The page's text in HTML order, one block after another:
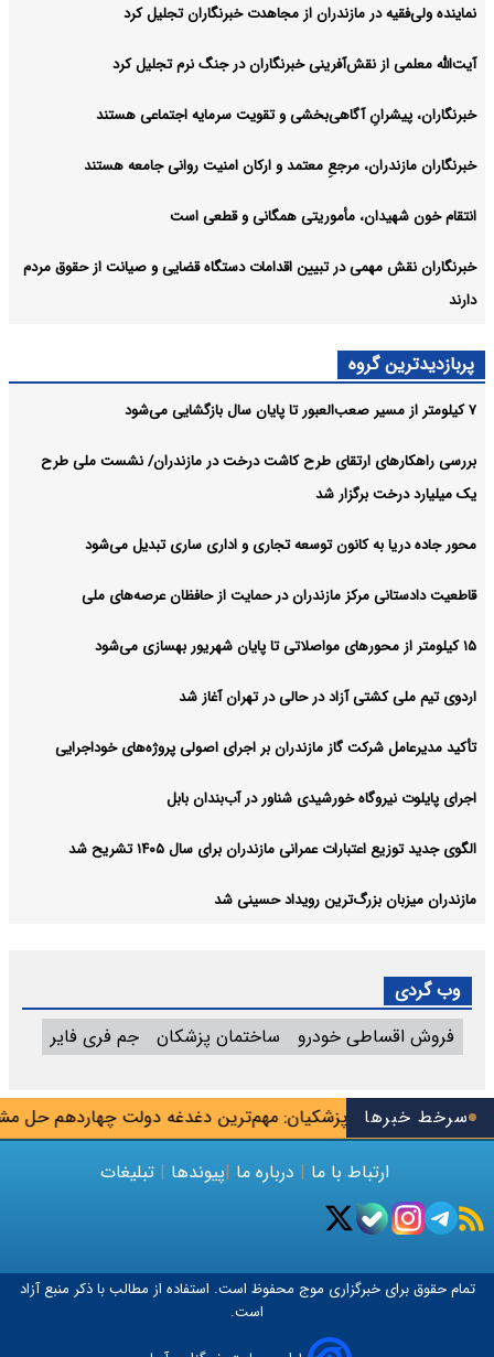
سرخط خبرهاپزشکیان: مهم‌ترین دغدغه دولت چهاردهم حل شهریور
نماینده ولی‌فقیه در مازندران از مجاهدت خبرنگاران تجلیل کرد
آیت‌الله معلمی از نقش‌آفرینی خبرنگاران در جنگ نرم تجلیل کرد
خبرنگاران، پیشرانِ آگاهی‌بخشی و تقویت سرمایه اجتماعی هستند
خبرنگاران مازندران، مرجعِ معتمد و ارکان امنیت روانی جامعه هستند
انتقام خون شهیدان، مأموریتی همگانی و قطعی است
خبرنگاران نقش مهمی در تبیین اقدامات دستگاه قضایی و صیانت از حقوق مردم
دارند
پربازدیدترین گروه
۷ کیلومتر از مسیر صعب‌العبور تا پایان سال بازگشایی می‌شود
بررسی راهکارهای ارتقای طرح کاشت درخت در مازندران/ نشست ملی طرح
یک میلیارد درخت برگزار شد
محور جاده دریا به کانون توسعه تجاری و اداری ساری تبدیل می‌شود
قاطعیت دادستانی مرکز مازندران در حمایت از حافظان عرصه‌های ملی
۱۵ کیلومتر از محورهای مواصلاتی تا پایان شهریور بهسازی می‌شود
اردوی تیم ملی کشتی آزاد در حالی در تهران آغاز شد
تأکید مدیرعامل شرکت گاز مازندران بر اجرای اصولی پروژه‌های خوداجرایی
اجرای پایلوت نیروگاه خورشیدی شناور در آب‌بندان بابل
الگوی جدید توزیع اعتبارات عمرانی مازندران برای سال ۱۴۰۵ تشریح شد
مازندران میزبان بزرگ‌ترین رویداد حسینی شد
وب گردی
فروش اقساطی خودرو
ساختمان پزشکان جم فری فایر
ارتباط با ما | درباره ما |پیوندها | تبلیغات
تمام حقوق برای خبرگزاری موج محفوظ است. استفاده از مطالب با ذکر منبع آزاد
است.